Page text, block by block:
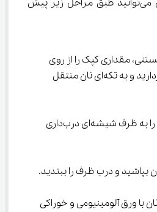
برای انجام این کاوشگری می‌توانید طبق مراحل زیر پیش
مقداری کپک را از روی
میوه‌ی کپک زده بردارید و به تکه‌ای نان منتقل
نان به همراه کپک را به ظرف شیشه‌ای درب‌داری
بپاشید و درب ظرف را ببندید.
با ورق آلومینیومی و خوراکی